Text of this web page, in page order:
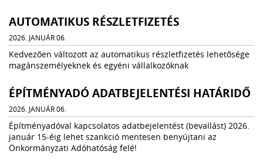
AUTOMATIKUS RÉSZLETFIZETÉS
2026. JANUÁR 06.
Kedvezően változott az automatikus részletfizetés lehetősége
magánszemélyeknek és egyéni vállalkozóknak
ÉPÍTMÉNYADÓ ADATBEJELENTÉSI HATÁRIDŐ
2026. JANUÁR 06.
Építményadóval kapcsolatos adatbejelentést (bevallást) 2026.
január 15-éig lehet szankció mentesen benyújtani az
Önkormányzati Adóhatóság felé!